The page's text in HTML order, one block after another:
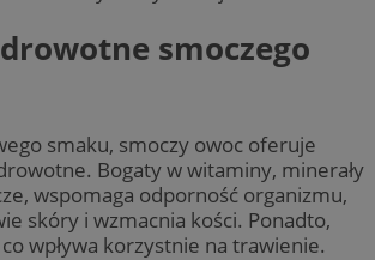
smoczego
smaku, smoczy owoc oferuje
Bogaty w witaminy, minerały
wspomaga odporność organizmu,
skóry i wzmacnia kości. Ponadto,
wpływa korzystnie na trawienie.